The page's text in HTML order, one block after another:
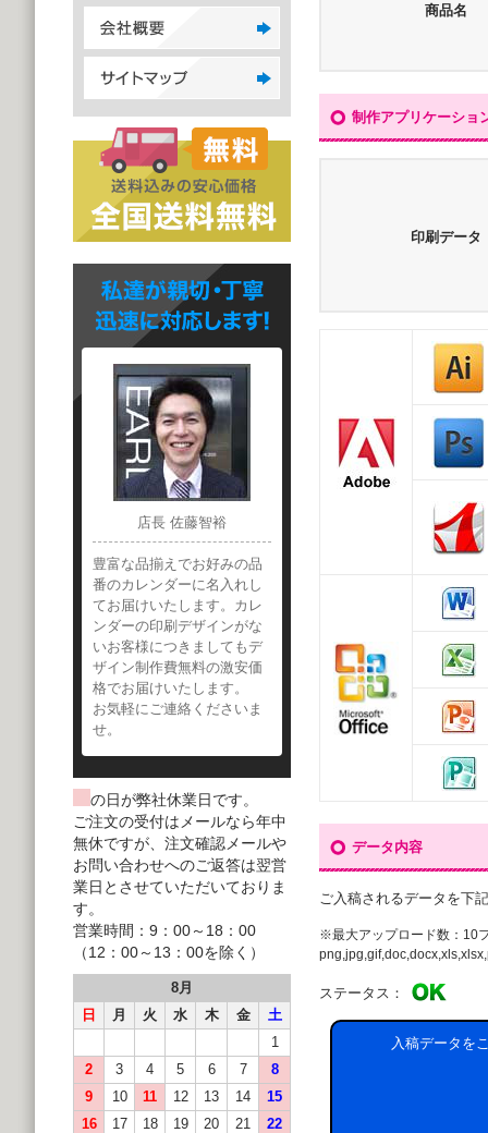
商品名
制作アプリケーショ
印刷データ
データ内容
ご入稿されるデータを下
※最大アップロード数：10
ステータス：
入稿データを
店長 佐藤智裕
豊富な品揃えでお好みの品
番のカレンダーに名入れし
てお届けいたします。カレ
ンダーの印刷デザインがな
いお客様につきましてもデ
ザイン制作費無料の激安価
格でお届けいたします。
お気軽にご連絡くださいま
せ。
の日が弊社休業日です。
ご注文の受付はメールなら年中
無休ですが、注文確認メールや
お問い合わせへのご返答は翌営
業日とさせていただいておりま
す。
営業時間：9：00～18：00
（12：00～13：00を除く）
8月
日
月 火 水 木 金
土
1
2
3 4 5 6 7
8
9
10 11 12 13 14
15
16
17 18 19 20 21
22